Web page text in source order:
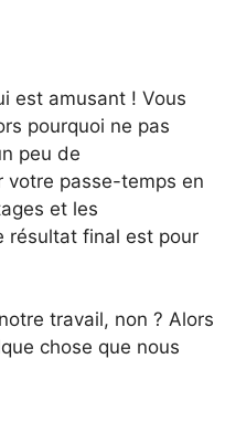
est amusant ! Vous
pourquoi ne pas
peu de
votre passe-temps en
et les
résultat final est pour
travail, non ? Alors
chose que nous